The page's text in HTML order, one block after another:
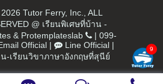
2026 Tutor Ferry, Inc., ALL
@ เรียนพิเศษที่บ้าน -
& Protemplateslab | 099-
Official| Line Official|
-เรียนวิขาภาษาอังกฤษที่สุนีย์